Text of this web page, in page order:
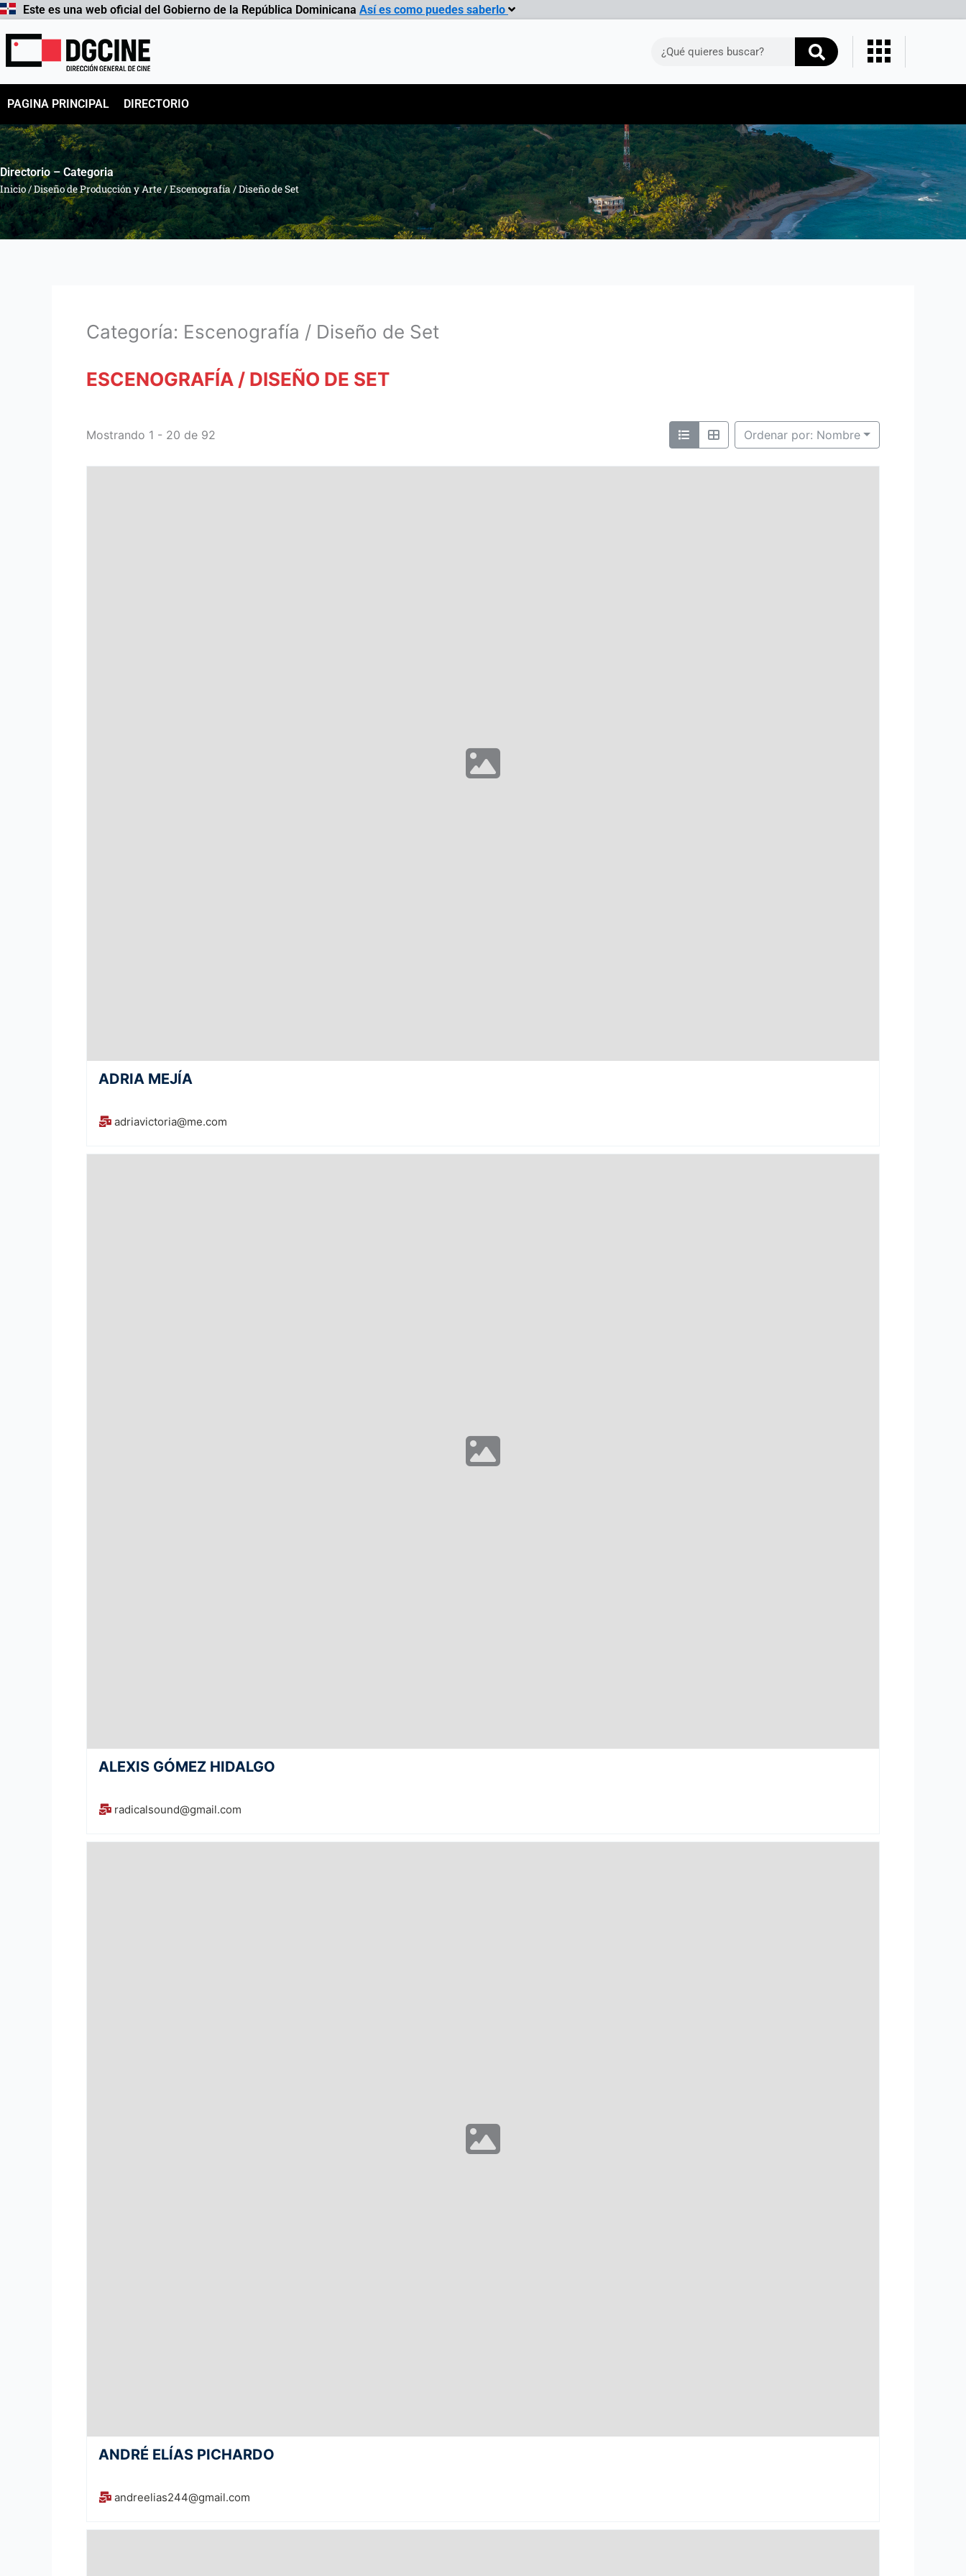
Ir
contenido
Este es una web oficial del Gobierno de la República Dominicana Así es como puedes saberlo
Buscar
PAGINA PRINCIPAL DIRECTORIO
Directorio – Categoria
Inicio/Diseño de Producción y Arte/Escenografía / Diseño de Set
Categoría: Escenografía / Diseño de Set
ESCENOGRAFÍA / DISEÑO DE SET
Mostrando 1 - 20 de 92 Ordenar por: Nombre
ADRIA MEJÍA
adriavictoria@me.com
ALEXIS GÓMEZ HIDALGO
radicalsound@gmail.com
ANDRÉ ELÍAS PICHARDO
andreelias244@gmail.com